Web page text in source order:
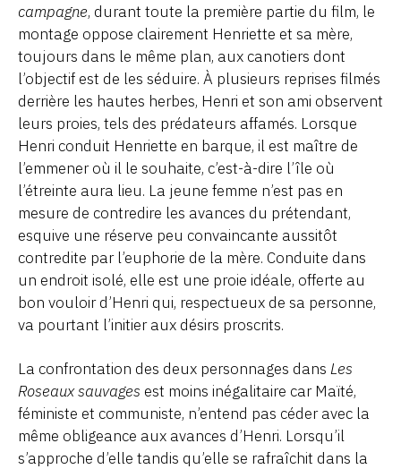
campagne, durant toute la première partie du film, le
montage oppose clairement Henriette et sa mère,
toujours dans le même plan, aux canotiers dont
l’objectif est de les séduire. À plusieurs reprises filmés
derrière les hautes herbes, Henri et son ami observent
leurs proies, tels des prédateurs affamés. Lorsque
Henri conduit Henriette en barque, il est maître de
l’emmener où il le souhaite, c’est-à-dire l’île où
l’étreinte aura lieu. La jeune femme n’est pas en
mesure de contredire les avances du prétendant,
esquive une réserve peu convaincante aussitôt
contredite par l’euphorie de la mère. Conduite dans
un endroit isolé, elle est une proie idéale, offerte au
bon vouloir d’Henri qui, respectueux de sa personne,
va pourtant l’initier aux désirs proscrits.
La confrontation des deux personnages dans Les
Roseaux sauvages est moins inégalitaire car Maïté,
féministe et communiste, n’entend pas céder avec la
même obligeance aux avances d’Henri. Lorsqu’il
s’approche d’elle tandis qu’elle se rafraîchit dans la